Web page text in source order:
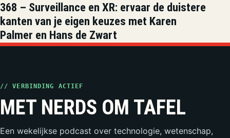
368 – Surveillance en XR: ervaar de duistere
kanten van je eigen keuzes met Karen
Palmer en Hans de Zwart
// VERBINDING ACTIEF
MET NERDS OM TAFEL
Een wekelijkse podcast over technologie, wetenschap,